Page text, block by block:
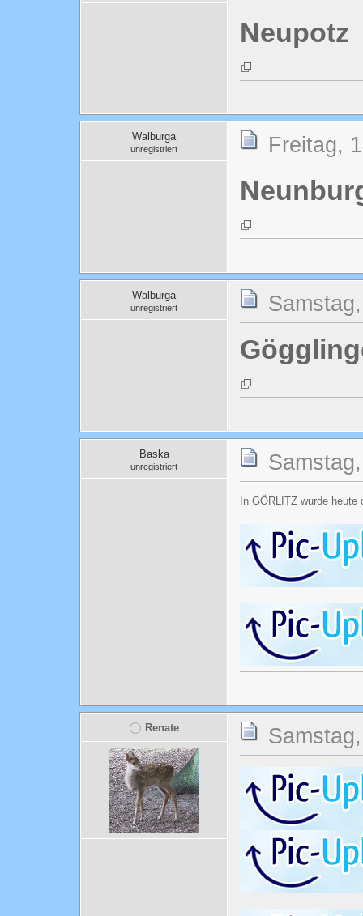
Neupotz
Walburga
unregistriert Freitag,
Walburga
unregistriert
Baska
unregistriert
In GÖRLITZ wurde
Renate